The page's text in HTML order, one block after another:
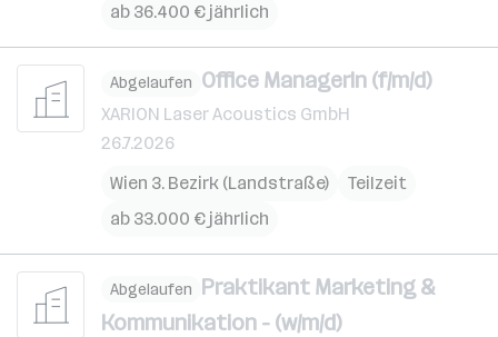
ab 36.400 € jährlich
Abgelaufen Office ManagerIn (f/m/d)
XARION Laser Acoustics GmbH
26.7.2026
Wien 3. Bezirk (Landstraße)
Teilzeit
ab 33.000 € jährlich
Abgelaufen Praktikant Marketing &
Kommunikation - (w/m/d)